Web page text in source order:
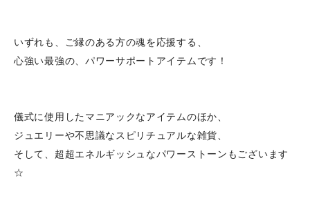
いずれも、ご縁のある方の魂を応援する、
心強い最強の、パワーサポートアイテムです！
儀式に使用したマニアックなアイテムのほか、
ジュエリーや不思議なスピリチュアルな雑貨、
そして、超超エネルギッシュなパワーストーンもございます
☆